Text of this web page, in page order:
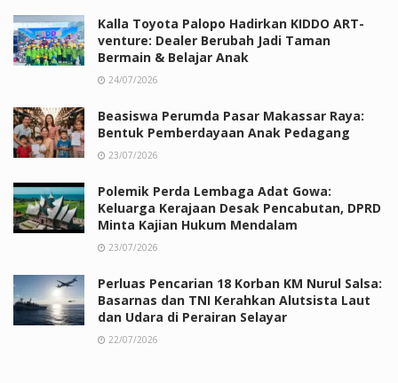
Kalla Toyota Palopo Hadirkan KIDDO ART-
venture: Dealer Berubah Jadi Taman
Bermain & Belajar Anak
24/07/2026
Beasiswa Perumda Pasar Makassar Raya:
Bentuk Pemberdayaan Anak Pedagang
23/07/2026
Polemik Perda Lembaga Adat Gowa:
Keluarga Kerajaan Desak Pencabutan, DPRD
Minta Kajian Hukum Mendalam
23/07/2026
Perluas Pencarian 18 Korban KM Nurul Salsa:
Basarnas dan TNI Kerahkan Alutsista Laut
dan Udara di Perairan Selayar
22/07/2026